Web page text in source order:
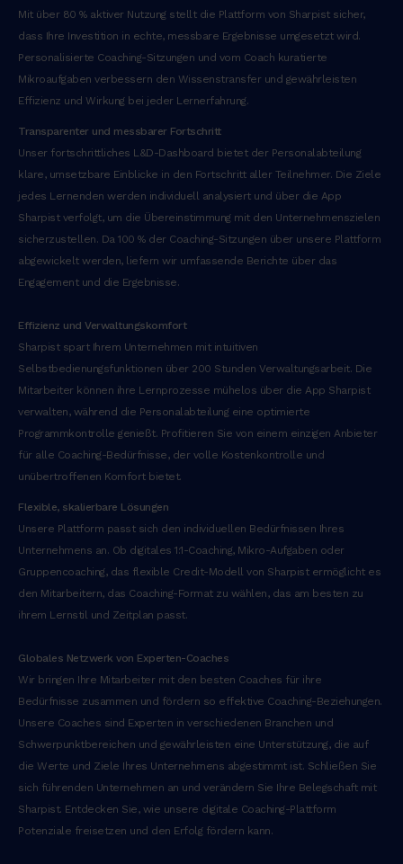
Mit über 80 % aktiver Nutzung stellt die Plattform von Sharpist sicher,
dass Ihre Investition in echte, messbare Ergebnisse umgesetzt wird.
Personalisierte Coaching-Sitzungen und vom Coach kuratierte
Mikroaufgaben verbessern den Wissenstransfer und gewährleisten
Effizienz und Wirkung bei jeder Lernerfahrung.
Transparenter und messbarer Fortschritt
Unser fortschrittliches L&D-Dashboard bietet der Personalabteilung
klare, umsetzbare Einblicke in den Fortschritt aller Teilnehmer. Die Ziele
jedes Lernenden werden individuell analysiert und über die App
Sharpist verfolgt, um die Übereinstimmung mit den Unternehmenszielen
sicherzustellen. Da 100 % der Coaching-Sitzungen über unsere Plattform
abgewickelt werden, liefern wir umfassende Berichte über das
Engagement und die Ergebnisse.
Effizienz und Verwaltungskomfort
Sharpist spart Ihrem Unternehmen mit intuitiven
Selbstbedienungsfunktionen über 200 Stunden Verwaltungsarbeit. Die
Mitarbeiter können ihre Lernprozesse mühelos über die App Sharpist
verwalten, während die Personalabteilung eine optimierte
Programmkontrolle genießt. Profitieren Sie von einem einzigen Anbieter
für alle Coaching-Bedürfnisse, der volle Kostenkontrolle und
unübertroffenen Komfort bietet.
Flexible, skalierbare Lösungen
Unsere Plattform passt sich den individuellen Bedürfnissen Ihres
Unternehmens an. Ob digitales 1:1-Coaching, Mikro-Aufgaben oder
Gruppencoaching, das flexible Credit-Modell von Sharpist ermöglicht es
den Mitarbeitern, das Coaching-Format zu wählen, das am besten zu
ihrem Lernstil und Zeitplan passt.
Globales Netzwerk von Experten-Coaches
Wir bringen Ihre Mitarbeiter mit den besten Coaches für ihre
Bedürfnisse zusammen und fördern so effektive Coaching-Beziehungen.
Unsere Coaches sind Experten in verschiedenen Branchen und
Schwerpunktbereichen und gewährleisten eine Unterstützung, die auf
die Werte und Ziele Ihres Unternehmens abgestimmt ist. Schließen Sie
sich führenden Unternehmen an und verändern Sie Ihre Belegschaft mit
Sharpist. Entdecken Sie, wie unsere digitale Coaching-Plattform
Potenziale freisetzen und den Erfolg fördern kann.